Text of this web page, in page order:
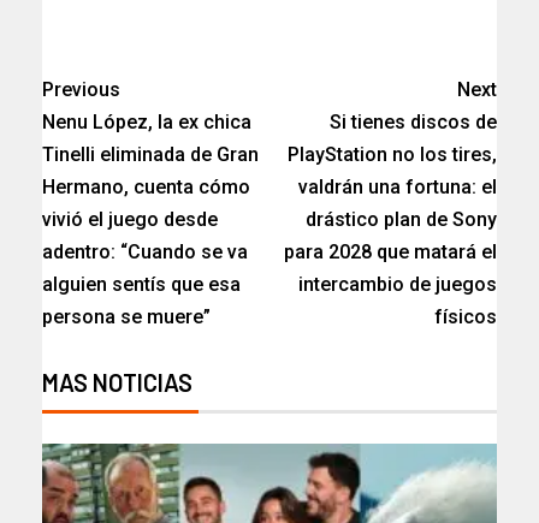
Previous
Nenu López, la ex chica
Tinelli eliminada de Gran
Hermano, cuenta cómo
vivió el juego desde
adentro: “Cuando se va
alguien sentís que esa
persona se muere”
Next
Si tienes discos de
PlayStation no los tires,
valdrán una fortuna: el
drástico plan de Sony
para 2028 que matará el
intercambio de juegos
físicos
MAS NOTICIAS